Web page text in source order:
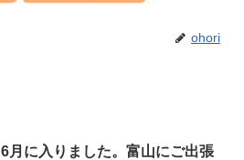
ohori
6月に入りました。富山にご出張